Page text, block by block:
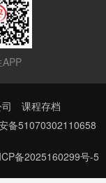
课程存档
备51070302110658
备2025160299号-5